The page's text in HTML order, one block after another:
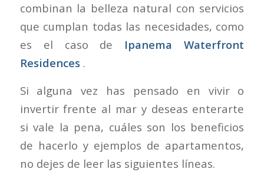
combinan la belleza natural con servicios
que cumplan todas las necesidades, como
es el caso de Ipanema Waterfront
Residences .
Si alguna vez has pensado en vivir o
invertir frente al mar y deseas enterarte
si vale la pena, cuáles son los beneficios
de hacerlo y ejemplos de apartamentos,
no dejes de leer las siguientes líneas.